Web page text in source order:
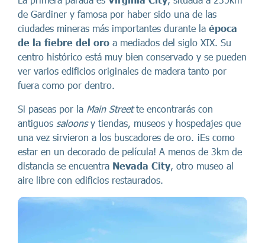
de Gardiner y famosa por haber sido una de las
ciudades mineras más importantes durante la época
de la fiebre del oro a mediados del siglo XIX. Su
centro histórico está muy bien conservado y se pueden
ver varios edificios originales de madera tanto por
fuera como por dentro.
Si paseas por la Main Streette encontrarás con
antiguos saloonsy tiendas, museos y hospedajes que
una vez sirvieron a los buscadores de oro. ¡Es como
estar en un decorado de película! A menos de 3km de
distancia se encuentra Nevada City, otro museo al
aire libre con edificios restaurados.